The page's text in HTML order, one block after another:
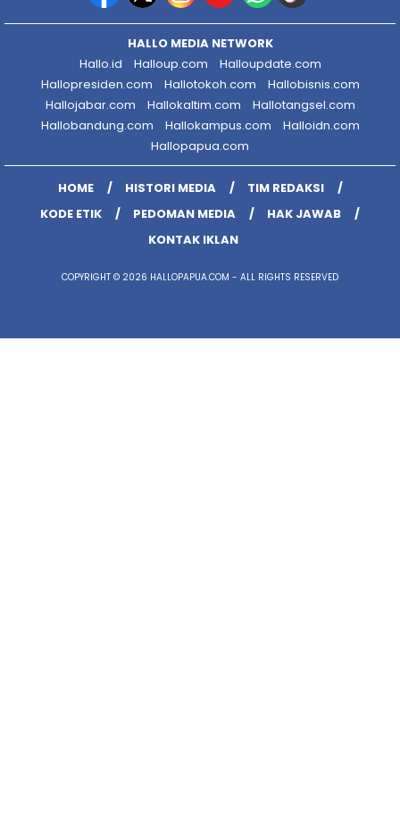
HALLO MEDIA NETWORK
Hallo.id
Halloup.com
Halloupdate.com
Hallopresiden.com
Hallotokoh.com
Hallobisnis.com
Hallojabar.com
Hallokaltim.com
Hallotangsel.com
Hallobandung.com
Hallokampus.com
Halloidn.com
Hallopapua.com
HOME HISTORI MEDIA
TIM REDAKSI
KODE ETIK
PEDOMAN MEDIA
HAK JAWAB
KONTAK IKLAN
COPYRIGHT © 2026 HALLOPAPUA.COM - ALL RIGHTS RESERVED